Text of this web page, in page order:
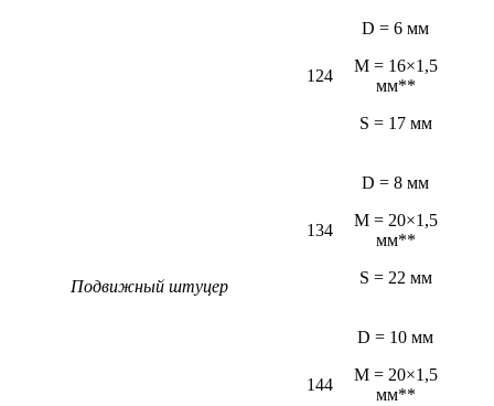
Подвижный штуцер
124
D = 6 мм
M = 16×1,5
мм**
S = 17 мм
134
D = 8 мм
M = 20×1,5
мм**
S = 22 мм
144
D = 10 мм
M = 20×1,5
мм**